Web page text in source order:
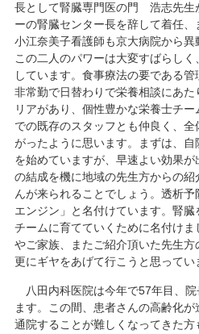
長として腎臓専門医の門 浩志先生
ーの腎臓センター長を辞して着任
小江奈美子看護師も京大病院から異
この二人のパワーは大変すばらし
しています。食事療法の要である管
非常勤で日替わりで栄養相談にあ
リアがあり、個性豊かな栄養士チ
での既存のスタッフとも仲良く、
がったように思います。まずは、
を始めていますが、早速よい効果
の結成を機に地域の先生方からの
んが来られることでしょう。透析
エンジン」と名付けています。腎
チームに育てていくために名付け
やご家族、またご紹介頂いた先生
更にギヤをあげて行こうと思ってい
八田内科医院は今年で57年目、院
ます。この間、患者さんの高齢化
通院することが難しくなってきた